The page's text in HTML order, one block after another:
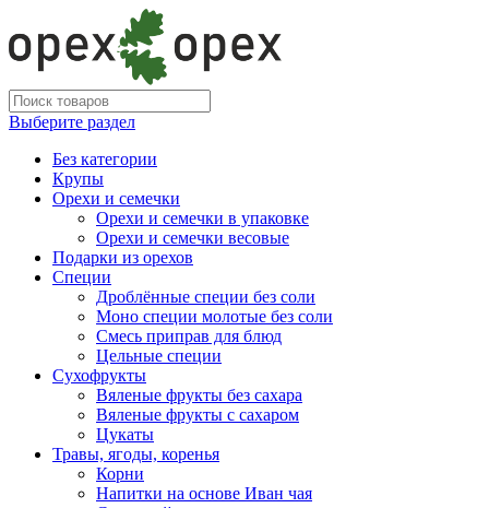
Выберите раздел
Без категории
Крупы
Орехи и семечки
Орехи и семечки в упаковке
Орехи и семечки весовые
Подарки из орехов
Специи
Дроблённые специи без соли
Моно специи молотые без соли
Смесь приправ для блюд
Цельные специи
Сухофрукты
Вяленые фрукты без сахара
Вяленые фрукты с сахаром
Цукаты
Травы, ягоды, коренья
Корни
Напитки на основе Иван чая